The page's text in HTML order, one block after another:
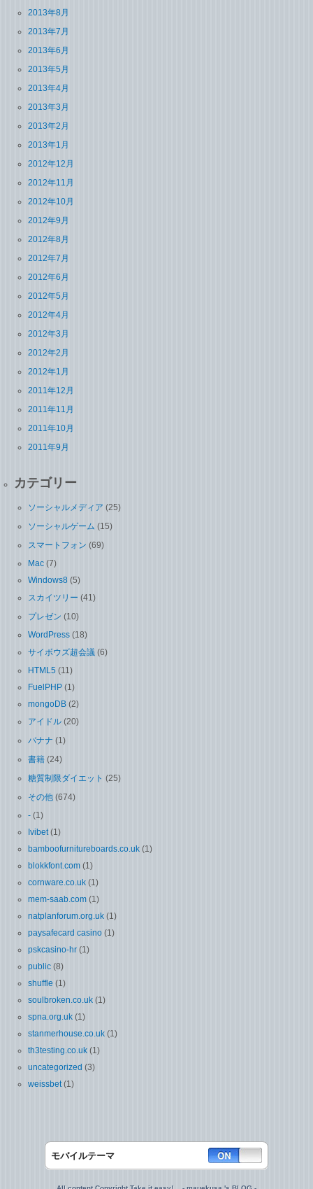
2013年8月
2013年7月
2013年6月
2013年5月
2013年4月
2013年3月
2013年2月
2013年1月
2012年12月
2012年11月
2012年10月
2012年9月
2012年8月
2012年7月
2012年6月
2012年5月
2012年4月
2012年3月
2012年2月
2012年1月
2011年12月
2011年11月
2011年10月
2011年9月
カテゴリー
ソーシャルメディア (25)
ソーシャルゲーム (15)
スマートフォン (69)
Mac (7)
Windows8 (5)
スカイツリー (41)
プレゼン (10)
WordPress (18)
サイボウズ超会議 (6)
HTML5 (11)
FuelPHP (1)
mongoDB (2)
アイドル (20)
バナナ (1)
書籍 (24)
糖質制限ダイエット (25)
その他 (674)
- (1)
Ivibet(1)
bamboofurnitureboards.co.uk (1)
blokkfont.com (1)
cornware.co.uk (1)
mem-saab.com (1)
natplanforum.org.uk (1)
paysafecard casino (1)
pskcasino-hr (1)
public (8)
shuffle (1)
soulbroken.co.uk (1)
spna.org.uk (1)
stanmerhouse.co.uk (1)
th3testing.co.uk (1)
uncategorized (3)
weissbet(1)
モバイルテーマ